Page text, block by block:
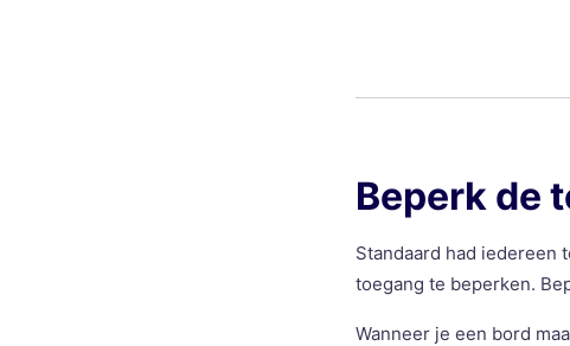
Beperk de
Standaard had iedereen
toegang te beperken.
Wanneer je een bord